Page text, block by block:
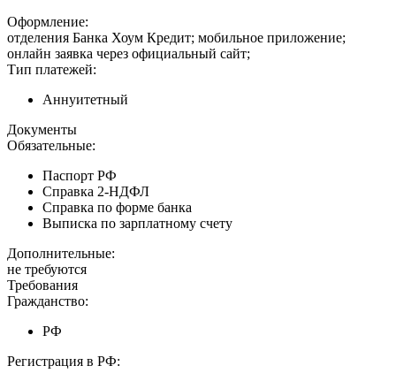
Оформление:
отделения Банка Хоум Кредит; мобильное приложение;
онлайн заявка через официальный сайт;
Тип платежей:
Аннуитетный
Документы
Обязательные:
Паспорт РФ
Справка 2-НДФЛ
Справка по форме банка
Выписка по зарплатному счету
Дополнительные:
не требуются
Требования
Гражданство:
РФ
Регистрация в РФ: